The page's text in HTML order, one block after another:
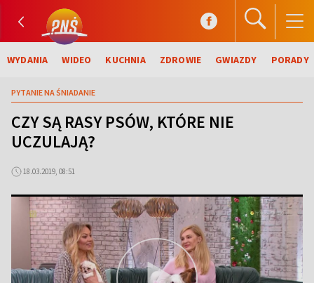
WYDANIA WIDEO KUCHNIA ZDROWIE GWIAZDY PORADY
PYTANIE NA ŚNIADANIE
CZY SĄ RASY PSÓW, KTÓRE NIE
UCZULAJĄ?
18.03.2019, 08:51